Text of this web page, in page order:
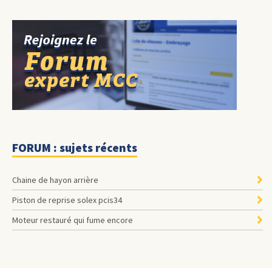
FORUM : sujets récents
Chaine de hayon arrière
Piston de reprise solex pcis34
Moteur restauré qui fume encore